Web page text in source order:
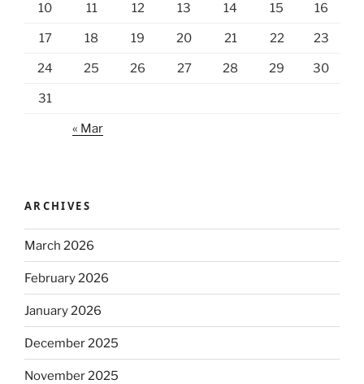
10 11 12 13 14 15 16
17 18 19 20 21 22 23
24 25 26 27 28 29 30
31
« Mar
ARCHIVES
March 2026
February 2026
January 2026
December 2025
November 2025